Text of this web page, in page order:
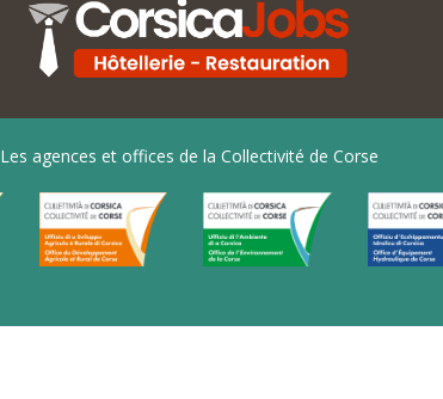
Les agences et offices de la Collectivité de Corse